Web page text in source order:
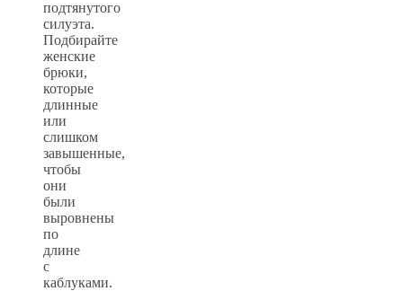
подтянутого
силуэта.
Подбирайте
женские
брюки,
которые
длинные
или
слишком
завышенные,
чтобы
они
были
выровнены
по
длине
с
каблуками.